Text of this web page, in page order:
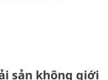
sản không giới